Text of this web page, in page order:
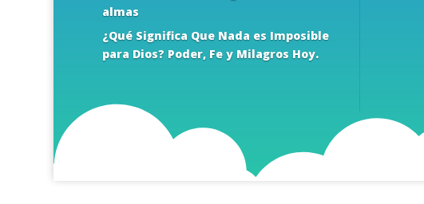
almas
¿Qué Significa Que Nada es Imposible
para Dios? Poder, Fe y Milagros Hoy.